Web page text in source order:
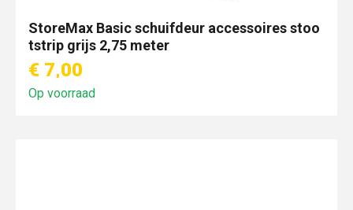
StoreMax Basic schuifdeur accessoires stoo
tstrip grijs 2,75 meter
€ 7,00
Op voorraad